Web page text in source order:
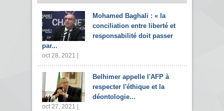
Mohamed Baghali : « la
conciliation entre liberté et
responsabilité doit passer
par...
oct 28, 2021 |
Belhimer appelle l'AFP à
respecter l'éthique et la
déontologie...
oct 27, 2021 |